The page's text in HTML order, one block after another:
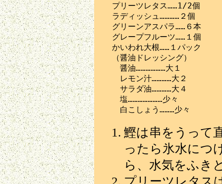
プリーツレタス……1/2個
ラディッシュ…………２個
グリーンアスパラ……６本
グレープフルーツ……１個
かいわれ大根……１パック
（醤油ドレッシング）
醤油………………大１
レモン汁…………大２
サラダ油…………大４
塩…………………少々
鰹は串をうって
ったら氷水につ
ら、水気をふき
プリーツレタス